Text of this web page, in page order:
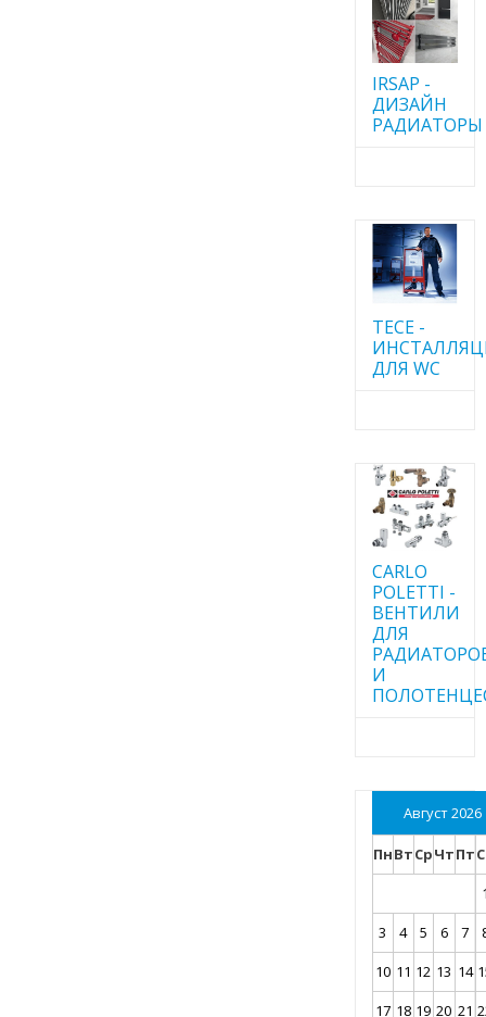
IRSAP -
ДИЗАЙН
РАДИАТОРЫ
TECE -
ДЛЯ WC
CARLO
POLETTI -
ВЕНТИЛИ
ДЛЯ
И
Август 2026
ПнВтСрЧтПт
3
4 5 6 7
10 11 12 13 14
17 18 19 20 21